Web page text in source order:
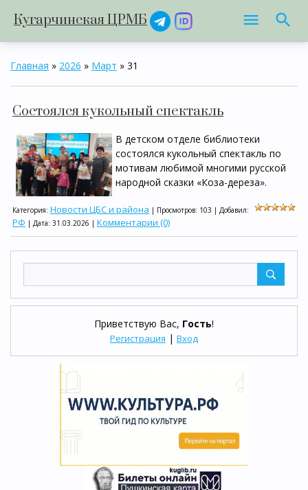
Кугарчинская ЦРМБ
Приветствую Вас, Гость!
Регистрация | Вход
Главная » 2026 » Март » 31
Состоялся кукольный спектакль
В детском отделе библиотеки
состоялся кукольный спектакль по
мотивам любимой многими русской
народной сказки «Коза-дереза».
Категория: Новости ЦБС и района | Просмотров: 103 | Добавил:
РФ | Дата: 31.03.2026 | Комментарии (0)